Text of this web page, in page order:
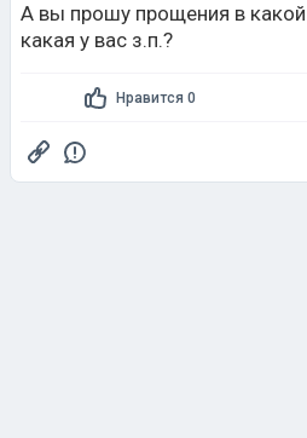
А вы прошу прощения в какой
какая у вас з.п.?
Нравится 0